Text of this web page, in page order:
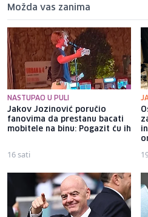
Možda vas zanima
NASTUPAO U PULI
Jakov Jozinović poručio
fanovima da prestanu bacati
mobitele na binu: Pogazit ću ih
16 sati